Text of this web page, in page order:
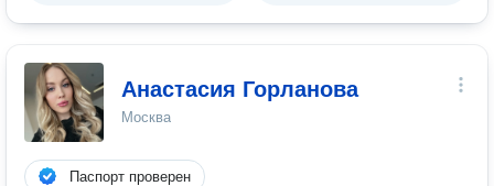
Анастасия Горланова
Москва
Паспорт проверен